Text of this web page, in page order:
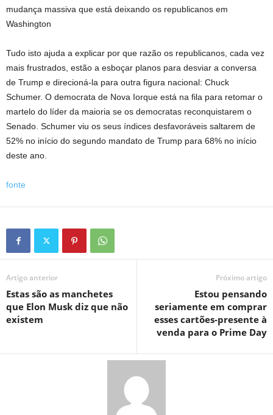
mudança massiva que está deixando os republicanos em
Washington
Tudo isto ajuda a explicar por que razão os republicanos, cada vez
mais frustrados, estão a esboçar planos para desviar a conversa
de Trump e direcioná-la para outra figura nacional: Chuck
Schumer. O democrata de Nova Iorque está na fila para retomar o
martelo do líder da maioria se os democratas reconquistarem o
Senado. Schumer viu os seus índices desfavoráveis ​​saltarem de
52% no início do segundo mandato de Trump para 68% no início
deste ano.
fonte
Artigo anterior
Estas são as manchetes
que Elon Musk diz que não
existem
Próximo artigo
Estou pensando
seriamente em comprar
esses cartões-presente à
venda para o Prime Day